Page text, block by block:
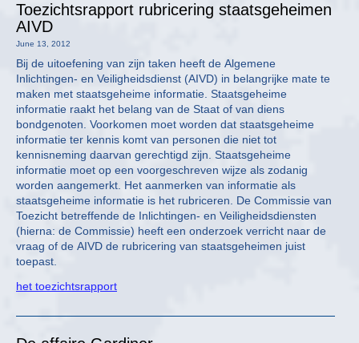
Toezichtsrapport rubricering staatsgeheimen
AIVD
June 13, 2012
Bij de uitoefening van zijn taken heeft de Algemene
Inlichtingen- en Veiligheidsdienst (AIVD) in belangrijke mate te
maken met staatsgeheime informatie. Staatsgeheime
informatie raakt het belang van de Staat of van diens
bondgenoten. Voorkomen moet worden dat staatsgeheime
informatie ter kennis komt van personen die niet tot
kennisneming daarvan gerechtigd zijn. Staatsgeheime
informatie moet op een voorgeschreven wijze als zodanig
worden aangemerkt. Het aanmerken van informatie als
staatsgeheime informatie is het rubriceren. De Commissie van
Toezicht betreffende de Inlichtingen- en Veiligheidsdiensten
(hierna: de Commissie) heeft een onderzoek verricht naar de
vraag of de AIVD de rubricering van staatsgeheimen juist
toepast.
het toezichtsrapport